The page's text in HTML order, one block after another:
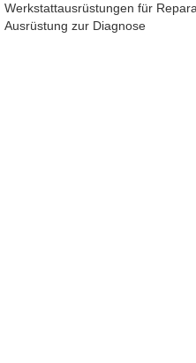
Werkstattausrüstungen für
Ausrüstung zur Diagnose